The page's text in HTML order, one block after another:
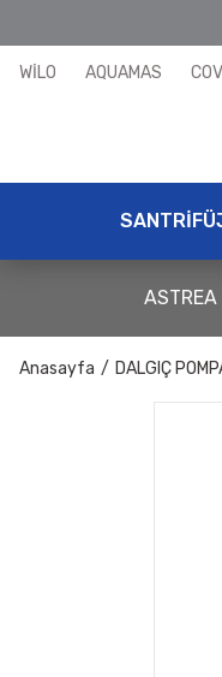
WİLO AQUAMAS
ASTREA
Anasayfa DALGIÇ